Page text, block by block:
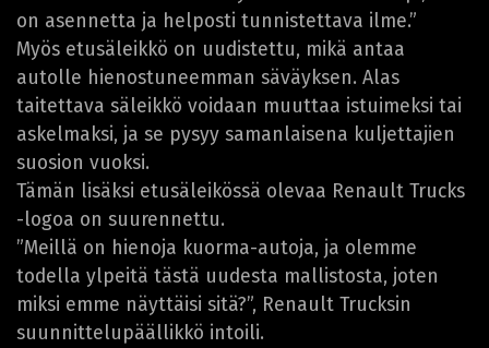
on asennetta ja helposti tunnistettava ilme.”
Myös etusäleikkö on uudistettu, mikä antaa
autolle hienostuneemman säväyksen. Alas
taitettava säleikkö voidaan muuttaa istuimeksi tai
askelmaksi, ja se pysyy samanlaisena kuljettajien
suosion vuoksi.
Tämän lisäksi etusäleikössä olevaa Renault Trucks
-logoa on suurennettu.
”Meillä on hienoja kuorma-autoja, ja olemme
todella ylpeitä tästä uudesta mallistosta, joten
miksi emme näyttäisi sitä?”, Renault Trucksin
suunnittelupäällikkö intoili.